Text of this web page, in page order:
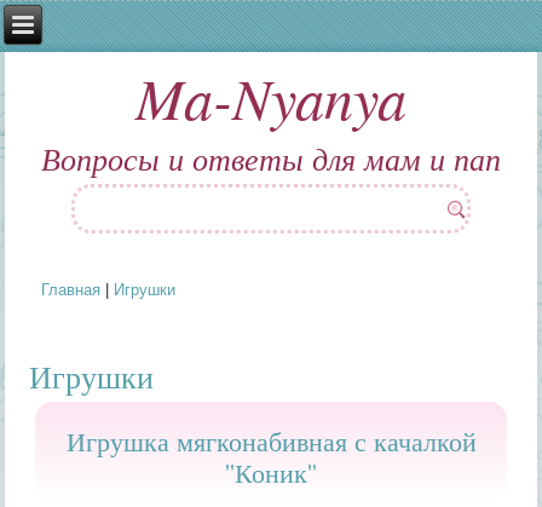
Ma-Nyanya
Вопросы и ответы для мам и пап
Вы здесь
Главная| Игрушки
Игрушки
Игрушка мягконабивная с качалкой
''Коник''